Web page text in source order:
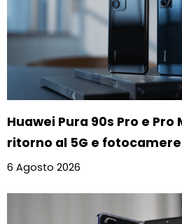
Huawei Pura 90s Pro e Pro
ritorno al 5G e
6 Agosto 2026